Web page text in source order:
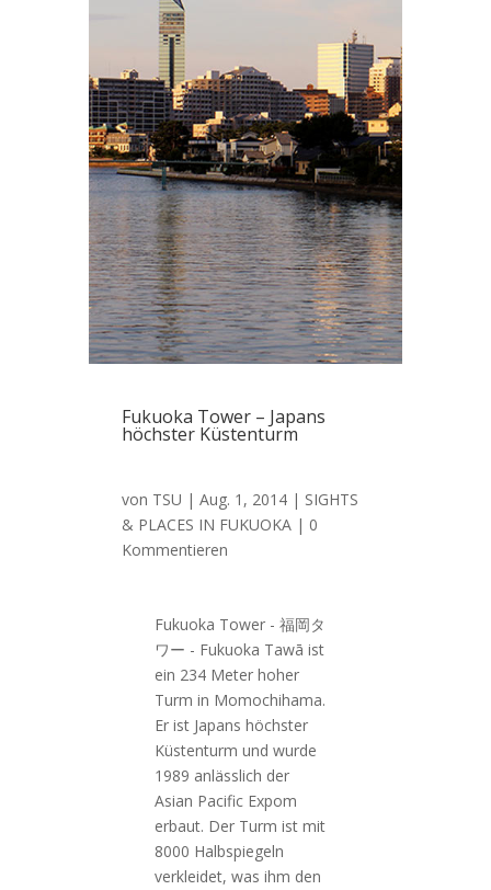
Fukuoka Tower – Japans
höchster Küstenturm
von TSU | Aug. 1, 2014| SIGHTS
& PLACES IN FUKUOKA| 0
Kommentieren
Fukuoka Tower - 福岡タ
ワー - Fukuoka Tawā ist
ein 234 Meter hoher
Turm in Momochihama.
Er ist Japans höchster
Küstenturm und wurde
1989 anlässlich der
Asian Pacific Expom
erbaut. Der Turm ist mit
8000 Halbspiegeln
verkleidet, was ihm den